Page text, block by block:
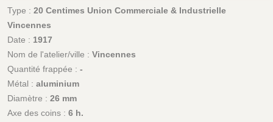
Type : 20 Centimes Union Commerciale & Industrielle
Vincennes
Date : 1917
Nom de l'atelier/ville : Vincennes
Quantité frappée : -
Métal : aluminium
Diamètre : 26 mm
Axe des coins : 6 h.